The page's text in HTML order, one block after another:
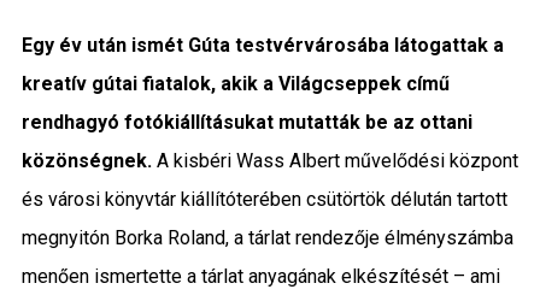
Interjú
Gyereksarok
Városunkról
Egy év után ismét Gúta testvérvárosába látogattak a
kreatív gútai fiatalok, akik a Világcseppekcímű
rendhagyó fotókiállításukat mutatták be az ottani
közönségnek.A kisbéri Wass Albert művelődési központ
és városi könyvtár kiállítóterében csütörtök délután tartott
megnyitón Borka Roland, a tárlat rendezője élményszámba
menően ismertette a tárlat anyagának elkészítését – ami